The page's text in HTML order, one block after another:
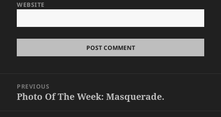
WEBSITE
navigation
PREVIOUS
Previous
Photo Of The Week: Masquerade.